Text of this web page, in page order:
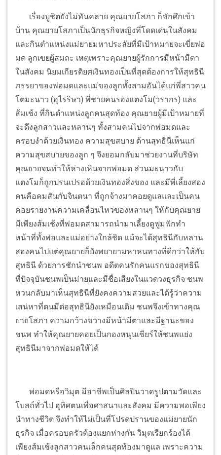
เรื่องบูชิตยังไม่ทันคลาย คุณยายโสภา ก็ชักศึกเข้า
บ้าน คุณยายโสภาเป็นนักธุรกิจหญิงที่โดดเด่นในสังคม
และกินตำแหน่งแม่ยายมหาประลัยที่มีเป้าหมายจะเขี่ยพ่อ
มด ลูกเขยผู้สมถะ เหตุเพราะคุณยายผู้รักการมีหน้ามีตา
ในสังคม นิยมเกียรติยศเงินทองเป็นที่สุดต้องการให้สุทธินี
ภรรยาของพ่อมดและแม่ของลูกทั้งสามอันได้แก่พี่สาวคน
โตมะนาว (อุไรริษา) พี่ชายคนรองแตงโม(วรากร) และ
ส้มเช้ง ที่กินตำแหน่งลูกคนสุดท้อง คุณยายผู้มีเป้าหมายที่
จะดึงลูกสาวและหลานๆ ทั้งสามคนไปจากพ่อมดและ
ครอบงำด้วยเงินทอง ความสุขสบาย ด้านสุทธินีเห็นแก่
ความสุขสบายของลูก ๆ จึงยอมกลับมาช่วยงานที่บริษัท
คุณยายจนทำให้ห่างเหินจากพ่อมด ส่วนมะนาวกับ
แตงโมก็ถูกปรนเปรอด้วยเงินทองสิ่งของ และมีพี่เลี้ยงสอง
คนคือคมสันกับจินตนา ที่ถูกจ้างมาคอยดูแลและเป็นคน
คอยรายงานความเคลื่อนไหวของหลานๆ ให้กับคุณยาย
มีเพียงส้มเช้งที่พ่อมดสามารถนำมาเลี้ยงดูฟูมฟักทำ
หน้าที่ทั้งพ่อและแม่อย่างใกล้ชิด แม้จะได้สุทธินีกับหลาน
สองคนไปแต่คุณยายก็ยังพยายามหาหนทางที่ดีกว่าให้กับ
สุทธินี ด้วยการชักนำชนพ อดีตคนรักคนแรกของสุทธินี
ที่ปัจจุบันชนพเป็นม่ายและมีชื่อเสียงในแวดวงธุรกิจ ชนพ
หวนกลับมาเห็นสุทธินีที่ยังคงความสวยและได้รู้ว่าความ
เสน่หาที่ตนมีต่อสุทธินียังเหมือนเดิม ชนพจึงเข้าทางคุณ
ยายโสภา ความกว้างขวางมีหน้ามีตาและมีฐานะของ
ชนพ ทำให้คุณยายคอยเป็นกองหนุนเชียร์ให้ชนพแย่ง
สุทธินีมาจากพ่อมดให้ได้
พ่อมดหรือวิมุต มีอาชีพเป็นศิลปินวาดรูปตามวัดและ
โบสถ์ทั่วไป อุทิศตนเพื่อศาสนาและสังคม มีความพอเพียง
นำทางชีวิต จึงทำให้ไม่เป็นที่โปรดปรานของแม่ยายนัก
ธุรกิจ เมื่อครอบครัวต้องแยกห่างกัน วิมุตเรียกร้องได้
เพียงส้มเช้งลูกสาวคนเล็กคนสุดท้องมาดูแล เพราะความ